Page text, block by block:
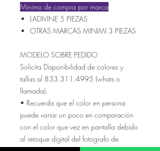
Minimo de compra por marca
LADIVINE 5 PIEZAS
OTRAS MARCAS MINIMI 3 PIEZAS
MODELO SOBRE PEDIDO
Solicita Disponibilidad de colores y
tallas al 833.311.4995 (whats o
llamada).
• Recuerda que el color en persona
puede variar un poco en comparación
con el color que vez en pantalla debido
al retoque digital del fotografo de